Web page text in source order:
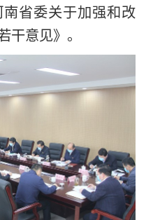
省委关于加强和改
意见》。